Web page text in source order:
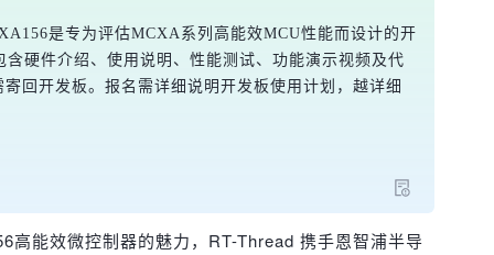
是专为评估MCXA系列高能效MCU性能而设计的开
硬件介绍、使用说明、性能测试、功能演示视频及代
回开发板。报名需详细说明开发板使用计划，越详细
能效微控制器的魅力，RT-Thread 携手恩智浦半导